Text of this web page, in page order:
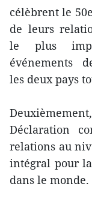
célèbrent le
de leurs
le plus
événements
les deux pays
Déclaration
relations au
intégral pour
dans le monde.